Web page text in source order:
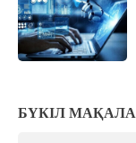
БҮКІЛ МАҚАЛА